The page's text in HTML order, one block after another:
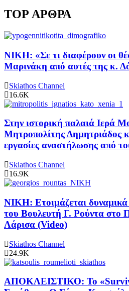
TOP ΑΡΘΡΑ
ΝΙΚΗ: «Σε τι διαφέρουν οι
Μαρινάκη από αυτές της κ.
Skiathos Channel
16.6K
Στην ιστορική παλαιά Ιερά
Μητροπολίτης Δημητριάδος κ.
εργασίες αναστήλωσης από
Skiathos Channel
16.9K
ΝΙΚΗ: Ετοιμάζεται
του Βουλευτή Γ. Ρούντα στο
Λάρισα (Video)
Skiathos Channel
24.9K
ΑΠΟΚΛΕΙΣΤΙΚΟ: Το